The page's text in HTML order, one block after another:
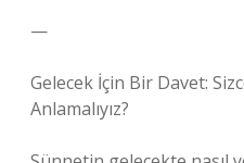
—
Gelecek İçin Bir Davet:
Anlamalıyız?